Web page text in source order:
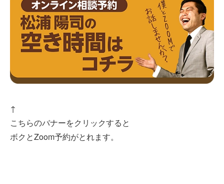
↑
こちらのバナーをクリックすると
ボクとZoom予約がとれます。